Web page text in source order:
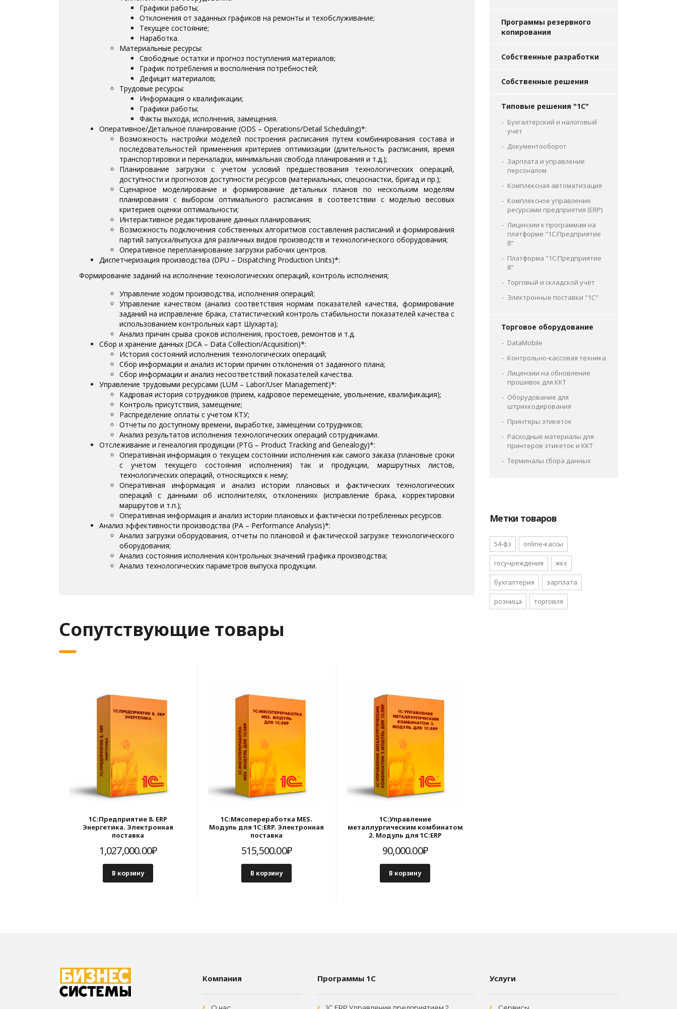
Графики работы;
Отклонения от заданных графиков на ремонты и техобслуживание;
Текущее состояние;
Наработка.
Материальные ресурсы:
Свободные остатки и прогноз поступления материалов;
График потребления и восполнения потребностей;
Дефицит материалов;
Трудовые ресурсы:
Информация о квалификации;
Графики работы;
Факты выхода, исполнения, замещения.
Оперативное/Детальное планирование (ODS – Operations/Detail Scheduling)*:
Возможность настройки моделей построения расписания путем комбинирования состава и
последовательностей применения критериев оптимизации (длительность расписания, время
транспортировки и переналадки, минимальная свобода планирования и т.д.);
Планирование загрузки с учетом условий предшествования технологических операций,
доступности и прогнозов доступности ресурсов (материальных, спецоснастки, бригад и пр.);
Сценарное моделирование и формирование детальных планов по нескольким моделям
планирования с выбором оптимального расписания в соответствии с моделью весовых
критериев оценки оптимальности;
Интерактивное редактирование данных планирования;
Возможность подключения собственных алгоритмов составления расписаний и формирования
партий запуска/выпуска для различных видов производств и технологического оборудования;
Оперативное перепланирование загрузки рабочих центров.
Диспетчеризация производства (DPU – Dispatching Production Units)*:
Формирование заданий на исполнение технологических операций, контроль исполнения;
Управление ходом производства, исполнения операций;
Управление качеством (анализ соответствия нормам показателей качества, формирование
заданий на исправление брака, статистический контроль стабильности показателей качества с
использованием контрольных карт Шухарта);
Анализ причин срыва сроков исполнения, простоев, ремонтов и т.д.
Сбор и хранение данных (DCA – Data Collection/Acquisition)*:
История состояний исполнения технологических операций;
Сбор информации и анализ истории причин отклонения от заданного плана;
Сбор информации и анализ несоответствий показателей качества.
Управление трудовыми ресурсами (LUM – Labor/User Management)*:
Кадровая история сотрудников (прием, кадровое перемещение, увольнение, квалификация);
Контроль присутствия, замещение;
Распределение оплаты с учетом КТУ;
Отчеты по доступному времени, выработке, замещении сотрудников;
Анализ результатов исполнения технологических операций сотрудниками.
Отслеживание и генеалогия продукции (PTG – Product Tracking and Genealogy)*:
Оперативная информация о текущем состоянии исполнения как самого заказа (плановые сроки
с учетом текущего состояния исполнения) так и продукции, маршрутных листов,
технологических операций, относящихся к нему;
Оперативная информация и анализ истории плановых и фактических технологических
операций с данными об исполнителях, отклонениях (исправление брака, корректировки
маршрутов и т.п.);
Оперативная информация и анализ истории плановых и фактически потребленных ресурсов.
Анализ эффективности производства (PA – Performance Analysis)*:
Анализ загрузки оборудования, отчеты по плановой и фактической загрузке технологического
оборудования;
Анализ состояния исполнения контрольных значений графика производства;
Анализ технологических параметров выпуска продукции.
Сопутствующие товары
1С:Предприятие 8. ERP
Энергетика. Электронная
поставка
1,027,000.00₽
В корзину
1С:Мясопереработка MES.
Модуль для 1С:ERP. Электронная
поставка
515,500.00₽
В корзину
1С:Управление
металлургическим комбинатом
2. Модуль для 1С:ERP
90,000.00₽
В корзину
Программы резервного
копирования
Собственные разработки
Собственные решения
Типовые решения "1С"
Бухгалтерский и налоговый
учёт
Документооборот
Зарплата и управление
персоналом
Комплексная автоматизация
Комплексное управление
ресурсами предприятия (ERP)
Лицензии к программам на
платформе "1С:Предприятие
8"
Платформа "1С:Предприятие
8"
Торговый и складской учёт
Электронные поставки "1С"
Торговое оборудование
DataMobile
Контрольно-кассовая техника
Лицензии на обновление
прошивок для ККТ
Оборудование для
штрихкодирования
Принтеры этикеток
Расходные материалы для
принтеров этикеток и ККТ
Терминалы сбора данных
Метки товаров
54-фз online-кассы
госучреждения жкх
бухгалтерия зарплата
розница торговля
Компания Программы 1С Услуги